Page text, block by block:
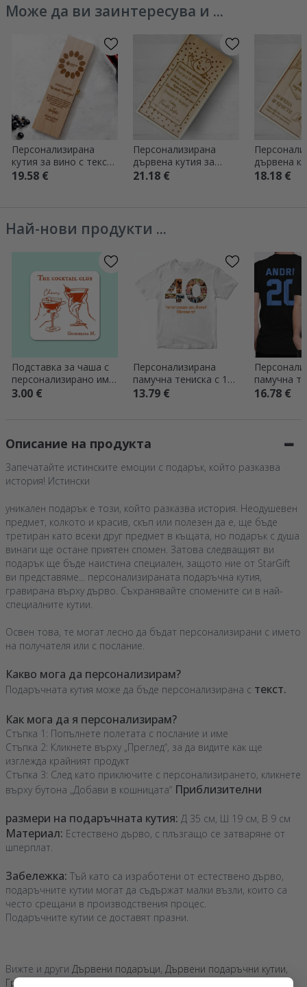
Може да ви заинтересува и ...
Персонализирана
кутия за вино с текст
и лого - Eggcellent
19.58 €
Персонализирана
дървена кутия за
подарък с
21.18 €
дървена
подарък с
18.18 €
Най-нови продукти ...
Подставка за чаша с
персонализирано име
- The cocktail club
3.00 €
Персонализирана
памучна тениска с 13
снимки и надпис – 40
13.79 €
памучна
лого
16.78 €
Описание на продукта
Запечатайте истинските емоции с подарък, който разказва
история! Истински
уникален подарък е този, който разказва история. Неодушевен
предмет, колкото и красив, скъп или полезен да е, ще бъде
третиран като всеки друг предмет в къщата, но подарък с душа
винаги ще остане приятен спомен. Затова следващият ви
подарък ще бъде наистина специален, защото ние от StarGift
ви представяме... персонализираната подаръчна кутия,
гравирана върху дърво. Съхранявайте спомените си в най-
специалните кутии.
Освен това, те могат лесно да бъдат персонализирани с името
на получателя или с послание.
Какво мога да персонализирам?
Подаръчната кутия може да бъде персонализирана с текст.
Как мога да я персонализирам?
Стъпка 1: Попълнете полетата с послание и име
Стъпка 2: Кликнете върху „Преглед“, за да видите как ще
изглежда крайният продукт
Стъпка 3: След като приключите с персонализирането, кликнете
върху бутона „Добави в кошницата“ Приблизителни
размери на подаръчната кутия: Д 35 см, Ш 19 см, В 9 см
Материал: Естествено дърво, с плъзгащо се затваряне от
шперплат.
Забележка: Тъй като са изработени от естествено дърво,
подаръчните кутии могат да съдържат малки възли, които са
често срещани в производствения процес.
Подаръчните кутии се доставят празни.
Вижте и други Дървени подаръци, Дървени подаръчни кутии,
Гравирани подаръци